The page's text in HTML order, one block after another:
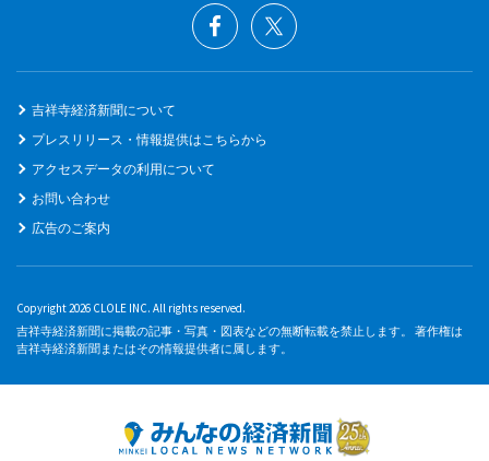
吉祥寺経済新聞について
プレスリリース・情報提供はこちらから
アクセスデータの利用について
お問い合わせ
広告のご案内
Copyright 2026 CLOLE INC. All rights reserved.
吉祥寺経済新聞に掲載の記事・写真・図表などの無断転載を禁止します。 著作権は
吉祥寺経済新聞またはその情報提供者に属します。